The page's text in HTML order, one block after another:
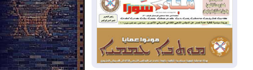
2026-08-01تقرير: الولايات المتحدة تسحب
منظومة باتريوت الدفاعية من أربيل
2026-08-01
النفط: اتفاقية ثلاثية لاستئناف
التصدير عبر جيهان بطاقة 750 ألف برميل
يومياً